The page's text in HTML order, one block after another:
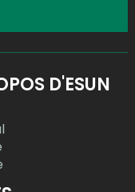
D'ESUN